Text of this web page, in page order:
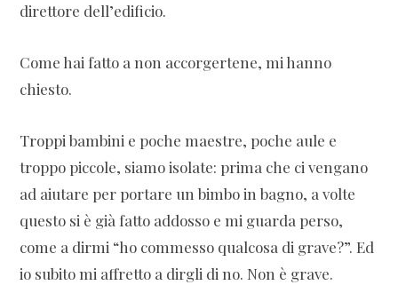
direttore dell’edificio.
Come hai fatto a non accorgertene, mi hanno
chiesto.
Troppi bambini e poche maestre, poche aule e
troppo piccole, siamo isolate: prima che ci vengano
ad aiutare per portare un bimbo in bagno, a volte
questo si è già fatto addosso e mi guarda perso,
come a dirmi “ho commesso qualcosa di grave?”. Ed
io subito mi affretto a dirgli di no. Non è grave.